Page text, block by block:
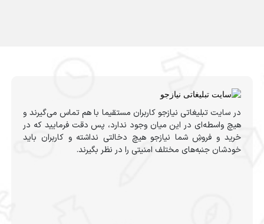
در سایت تبلیغاتی نیازجو کاربران مستقیما با هم تماس می‌گیرند و
هیچ واسطه‌ای در این میان وجود ندارد، پس دقت فرمایید که در
خرید و فروشِ شما نیازجو هیچ دخالتی نداشته و کاربران باید
خودشان جنبه‌های مختلف امنیتی را در نظر بگیرند.